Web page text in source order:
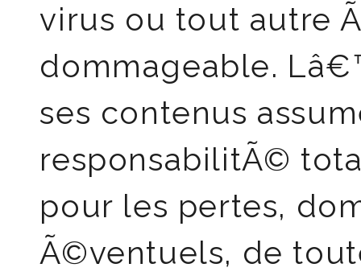
virus ou tout autre
dommageable.
ses contenus
responsabilitÃ©
pour les pertes,
Ã©ventuels, de